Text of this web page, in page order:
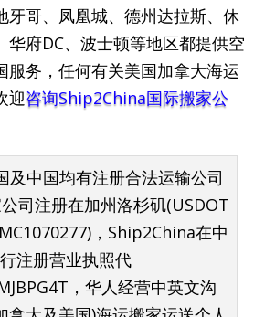
牙哥、凤凰城、德州达拉斯、休
华府DC、波士顿等地区都提供空
服务，任何有关美国加拿大海运
迎咨询Ship2China国际搬家公